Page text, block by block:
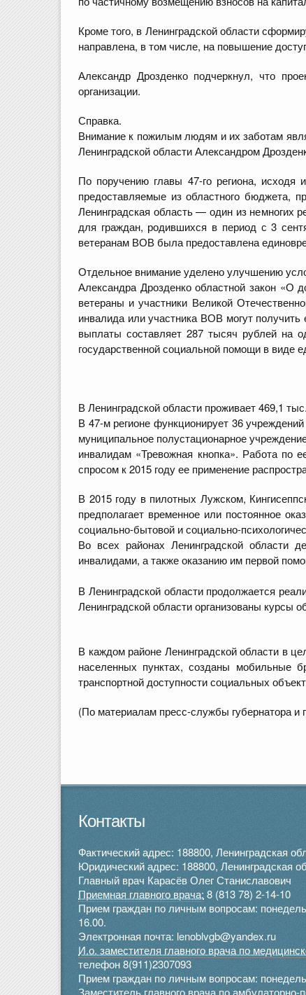
Кроме того, в Ленинградской области
направлена, в том числе, на повышение
Александр Дрозденко подчеркнул, что
организации.
Справка.
Внимание к пожилым людям и их заботам
Ленинградской области Александром
По поручению главы 47-го региона,
предоставляемые из областного бюджета,
Ленинградская область — один из немногих
для граждан, родившихся в период с 3
ветеранам ВОВ была предоставлена
Отдельное внимание уделено улучшению
Александра Дрозденко областной закон «О
ветераны и участники Великой
инвалида или участника ВОВ могут
выплаты составляет 287 тысяч рублей на
государственной социальной помощи в виде
В Ленинградской области проживает 469,1
В 47-м регионе функционирует 36
муниципальное полустационарное
инвалидам «Тревожная кнопка». Работа по
спросом к 2015 году ее применение
В 2015 году в пилотных Лужском,
предполагает временное или постоянное
социально-бытовой и социально-
Во всех районах Ленинградской
инвалидами, а также оказанию им первой
В Ленинградской области продолжается
Ленинградской области организованы курсы
В каждом районе Ленинградской области в
населенных пунктах, созданы мобильные
транспортной доступности социальных
(По материалам пресс-службы губернатора и
Контакты
Фактический адрес: 188800, Ленинградская
Юридический адрес: 188800, Ленинградская
Главный врач Карасёв Олег Станиславович
Приемная главного врача: 8 (813 78) 2-14-10
Прием граждан по личным вопросам:
16.00.
Электронная почта: lenoblvgb@yandex.ru
И.о. заместителя главного врача по
телефон 8(911)2307093
Прием граждан по личным вопросам:
Заместитель главного врача по